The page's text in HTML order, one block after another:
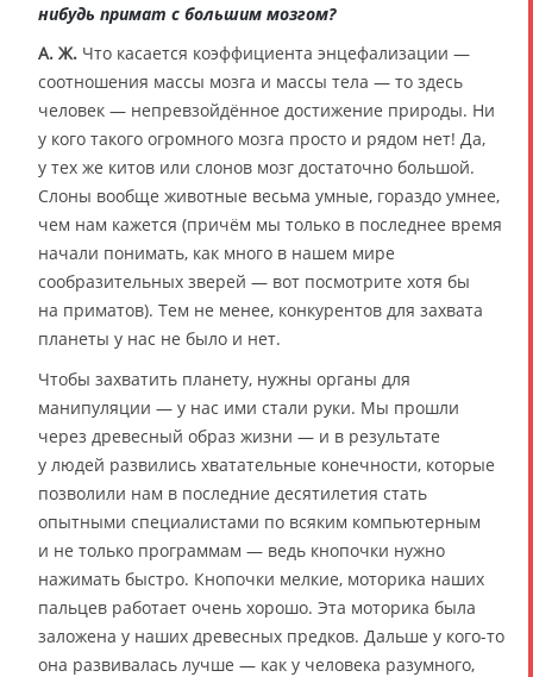
нибудь примат с большим мозгом?
А. Ж. Что касается коэффициента энцефализации —
соотношения массы мозга и массы тела — то здесь
человек — непревзойдённое достижение природы. Ни
у кого такого огромного мозга просто и рядом нет! Да,
у тех же китов или слонов мозг достаточно большой.
Слоны вообще животные весьма умные, гораздо умнее,
чем нам кажется (причём мы только в последнее время
начали понимать, как много в нашем мире
сообразительных зверей — вот посмотрите хотя бы
на приматов). Тем не менее, конкурентов для захвата
планеты у нас не было и нет.
Чтобы захватить планету, нужны органы для
манипуляции — у нас ими стали руки. Мы прошли
через древесный образ жизни — и в результате
у людей развились хватательные конечности, которые
позволили нам в последние десятилетия стать
опытными специалистами по всяким компьютерным
и не только программам — ведь кнопочки нужно
нажимать быстро. Кнопочки мелкие, моторика наших
пальцев работает очень хорошо. Эта моторика была
заложена у наших древесных предков. Дальше у кого-то
она развивалась лучше — как у человека разумного,